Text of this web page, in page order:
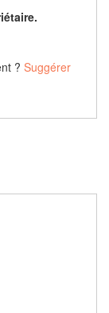
? Suggérer